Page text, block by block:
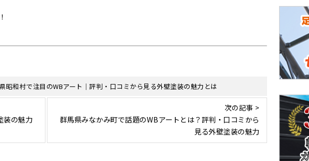
昭和村で注目のWBアート｜評判・口コミから見る外壁塗装の魅力とは
装の魅力
次の記事 >
群馬県みなかみ町で話題のWBアートとは？評判・口コミから
見る外壁塗装の魅力